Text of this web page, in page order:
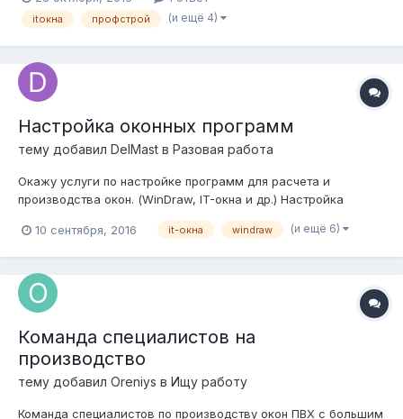
программу IT Окна Производство 3.1.2.5. При попытке
подключиться к базе Профстроя, IT Окна выдают сообщение
itокна профстрой (и ещё 4)
Настройка оконных программ
тему добавил DelMast в Разовая работа
Окажу услуги по настройке программ для расчета и
производства окон. (WinDraw, IT-окна и др.) Настройка
производства, планирование производства, любая
производствах. Полное и глубокое понимание технол...
10 сентября, 2016 it-окна windraw (и ещё 6)
Команда специалистов на
производство
тему добавил Oreniys в Ищу работу
Команда специалистов по производству окон ПВХ с большим